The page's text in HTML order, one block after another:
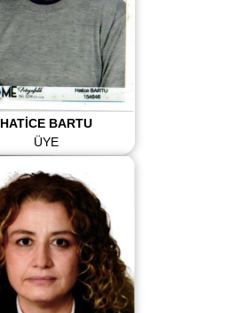
HATİCE BARTU
ÜYE